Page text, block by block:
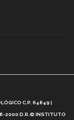
Tec? (video)
C.P. 64849 |
2000 D.R.© INSTITUTO